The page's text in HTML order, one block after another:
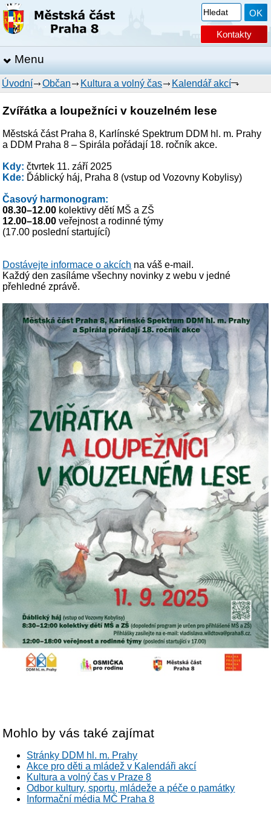
Kontakty
Menu
Úvodní Občan Kultura a volný čas Kalendář akcí
Zvířátka a loupežníci v kouzelném lese
Městská část Praha 8, Karlínské Spektrum DDM hl. m. Prahy
a DDM Praha 8 – Spirála pořádají 18. ročník akce.
Kdy: čtvrtek 11. září 2025
Kde: Ďáblický háj, Praha 8 (vstup od Vozovny Kobylisy)
Časový harmonogram:
08.30–12.00 kolektivy dětí MŠ a ZŠ
12.00–18.00 veřejnost a rodinné týmy
(17.00 poslední startující)
Dostávejte informace o akcích na váš e-mail.
Každý den zasíláme všechny novinky z webu v jedné
přehledné zprávě.
Mohlo by vás také zajímat
Stránky DDM hl. m. Prahy
Akce pro děti a mládež v Kalendáři akcí
Kultura a volný čas v Praze 8
Odbor kultury, sportu, mládeže a péče o památky
Informační média MČ Praha 8